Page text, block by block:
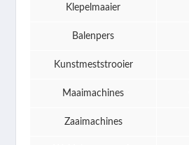
Klepelmaaier
Balenpers
Kunstmeststrooier
Maaimachines
Zaaimachines